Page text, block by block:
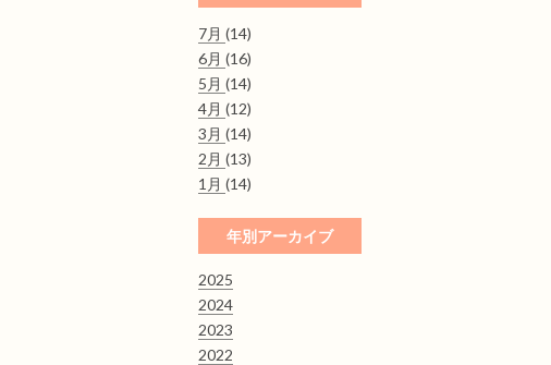
7月 (14)
6月 (16)
5月 (14)
4月 (12)
3月 (14)
2月 (13)
1月 (14)
年別アーカイブ
2025
2024
2023
2022